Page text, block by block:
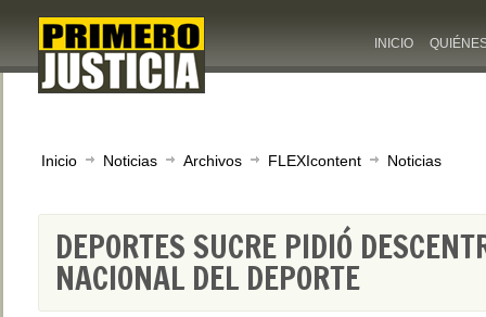
INICIO
Inicio Noticias Archivos FLEXIcontent Noticias
DEPORTES SUCRE PIDIÓ
NACIONAL DEL DEPORTE